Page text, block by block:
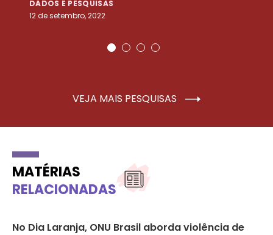
DADOS E PESQUISAS
12 de setembro, 2022
VEJA MAIS PESQUISAS
MATÉRIAS
RELACIONADAS
No Dia Laranja, ONU Brasil aborda violência de